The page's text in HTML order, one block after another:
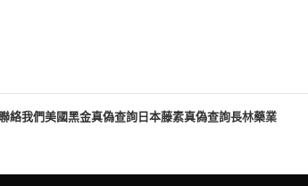
絡我們美國黑金真偽查詢日本藤素真偽查詢長林藥業